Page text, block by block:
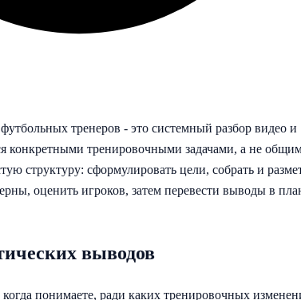
тренеров - это системный разбор видео и
конкретными тренировочными задачами, а не
структуру: сформулировать цели, собрать и
оценить игроков, затем перевести выводы в
выводов
когда понимаете, ради каких тренировочных